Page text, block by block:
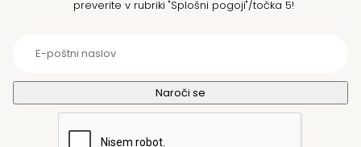
preverite v rubriki "Splošni pogoji"/točka 5!